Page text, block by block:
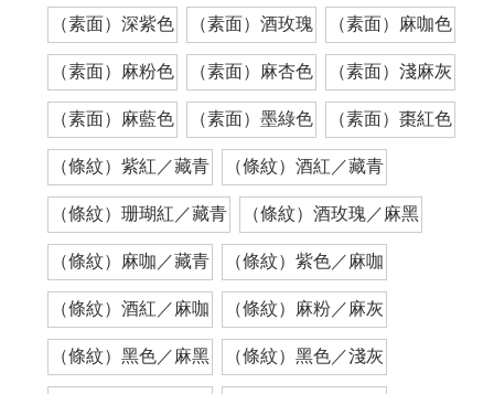
（素面）深紫色 （素面）酒玫瑰 （素面）麻咖色
（素面）麻粉色 （素面）麻杏色 （素面）淺麻灰
（素面）麻藍色 （素面）墨綠色 （素面）棗紅色
（條紋）紫紅／藏青 （條紋）酒紅／藏青
（條紋）珊瑚紅／藏青 （條紋）酒玫瑰／麻黑
（條紋）麻咖／藏青 （條紋）紫色／麻咖
（條紋）酒紅／麻咖 （條紋）麻粉／麻灰
（條紋）黑色／麻黑 （條紋）黑色／淺灰